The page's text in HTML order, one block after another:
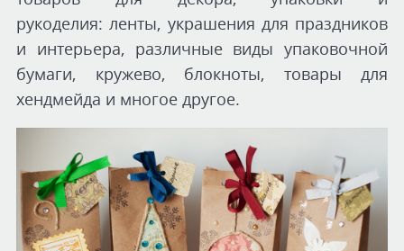
рукоделия: ленты, украшения для праздников
и интерьера, различные виды упаковочной
бумаги, кружево, блокноты, товары для
хендмейда и многое другое.